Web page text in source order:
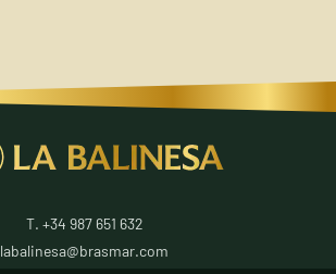
T. +34 987 651 632
labalinesa@brasmar.com